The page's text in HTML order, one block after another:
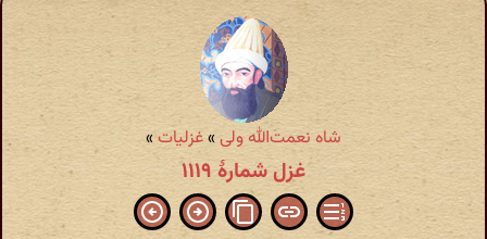
شاه نعمت‌الله ولی»غزلیات»
غزل شمارهٔ ۱۱۱۹